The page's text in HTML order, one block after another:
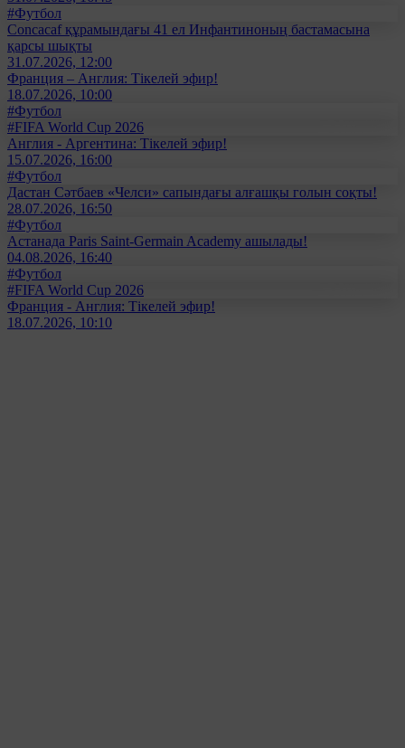
#Футбол
Concacaf құрамындағы 41 ел Инфантиноның бастамасына
қарсы шықты
31.07.2026, 12:00
Франция – Англия: Тікелей эфир!
18.07.2026, 10:00
#Футбол
#FIFA World Cup 2026
Англия - Аргентина: Тікелей эфир!
15.07.2026, 16:00
#Футбол
Дастан Сәтбаев «Челси» сапындағы алғашқы голын соқты!
28.07.2026, 16:50
#Футбол
Астанада Paris Saint-Germain Academy ашылады!
04.08.2026, 16:40
#Футбол
#FIFA World Cup 2026
Франция - Англия: Тікелей эфир!
18.07.2026, 10:10